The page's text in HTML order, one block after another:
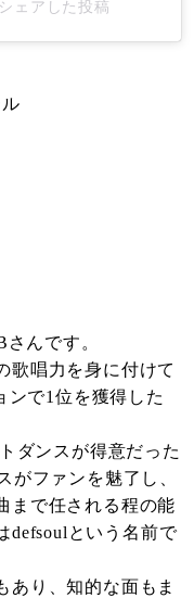
ェアした投稿
んです。
歌唱力を身に付けて
ンで1位を獲得した
ダンスが得意だった
がファンを魅了し、
まで任される程の能
defsoulという名前で
あり、知的な面もま